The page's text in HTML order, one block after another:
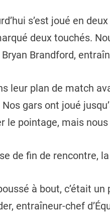
s’est joué en
deux touchés.
Brandford,
leur plan de match
gars ont joué
le pointage, mais
de fin de rencontre,
à bout, c’était
entraîneur-chef